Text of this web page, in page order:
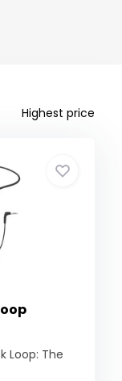
Highest price
Loop: The